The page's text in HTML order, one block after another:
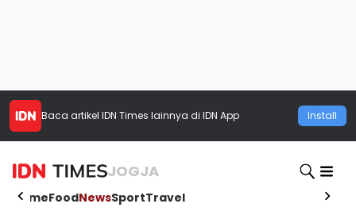
Baca artikel IDN Times lainnya di IDN App Install
JOGJA
HomeFoodNewsSportTravel